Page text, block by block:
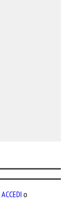
ACCEDI o